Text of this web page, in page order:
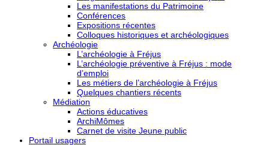
Les manifestations du Patrimoine
Conférences
Expositions récentes
Colloques historiques et archéologiques
Archéologie
L’archéologie à Fréjus
L’archéologie préventive à Fréjus : mode
d’emploi
Les métiers de l’archéologie à Fréjus
Quelques chantiers récents
Médiation
Actions éducatives
ArchiMômes
Carnet de visite Jeune public
Portail usagers